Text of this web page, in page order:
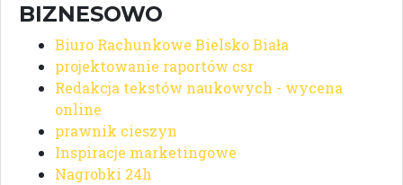
BIZNESOWO
Biuro Rachunkowe Bielsko Biała
projektowanie raportów csr
Redakcja tekstów naukowych - wycena
online
prawnik cieszyn
Inspiracje marketingowe
Nagrobki 24h